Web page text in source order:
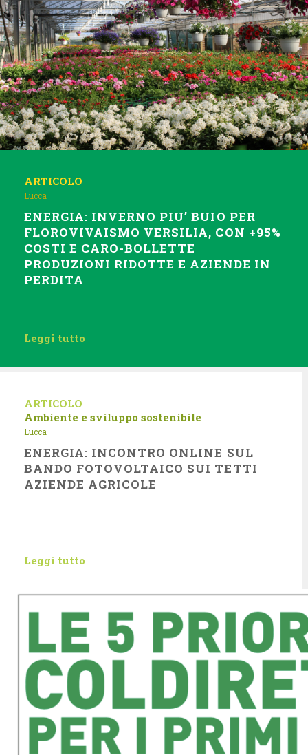
ARTICOLO
Lucca
ENERGIA: INVERNO PIU’ BUIO PER
FLOROVIVAISMO VERSILIA, CON +95%
COSTI E CARO-BOLLETTE
PRODUZIONI RIDOTTE E AZIENDE IN
PERDITA
Leggi tutto
ARTICOLO
Ambiente e sviluppo sostenibile
Lucca
ENERGIA: INCONTRO ONLINE SUL
BANDO FOTOVOLTAICO SUI TETTI
AZIENDE AGRICOLE
Leggi tutto